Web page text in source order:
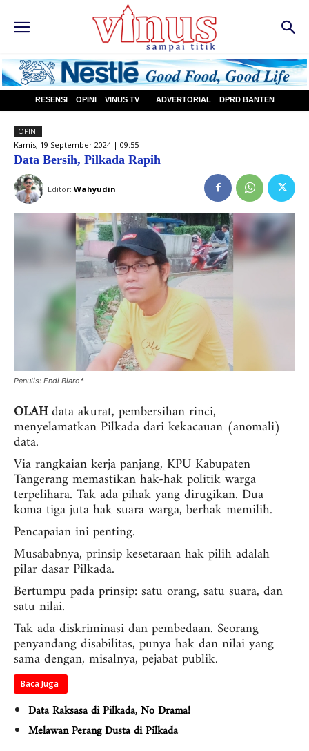
RESENSI OPINI VINUS TV ADVERTORIAL DPRD BANTEN
OPINI
Kamis, 19 September 2024 | 09:55
Data Bersih, Pilkada Rapih
Editor: Wahyudin
Penulis: Endi Biaro*
OLAHdata akurat, pembersihan rinci,
menyelamatkan Pilkada dari kekacauan (anomali)
data.
Via rangkaian kerja panjang, KPU Kabupaten
Tangerang memastikan hak-hak politik warga
terpelihara. Tak ada pihak yang dirugikan. Dua
koma tiga juta hak suara warga, berhak memilih.
Pencapaian ini penting.
Musababnya, prinsip kesetaraan hak pilih adalah
pilar dasar Pilkada.
Bertumpu pada prinsip: satu orang, satu suara, dan
satu nilai.
Tak ada diskriminasi dan pembedaan. Seorang
penyandang disabilitas, punya hak dan nilai yang
sama dengan, misalnya, pejabat publik.
Baca Juga
Data Raksasa di Pilkada, No Drama!
Melawan Perang Dusta di Pilkada